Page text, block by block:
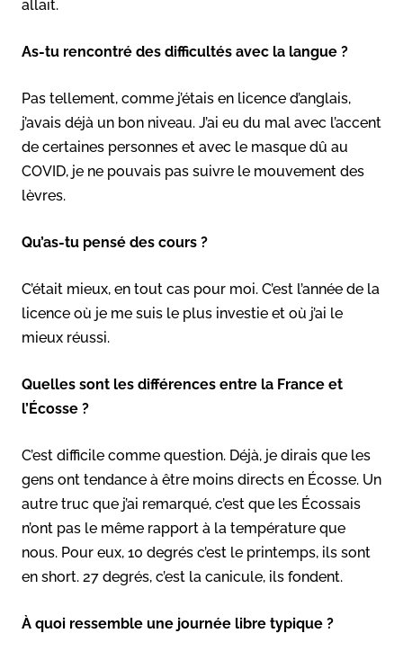
allait.
As-tu rencontré des difficultés avec la langue ?
Pas tellement, comme j’étais en licence d’anglais,
j’avais déjà un bon niveau. J’ai eu du mal avec l’accent
de certaines personnes et avec le masque dû au
COVID, je ne pouvais pas suivre le mouvement des
lèvres.
Qu’as-tu pensé des cours ?
C’était mieux, en tout cas pour moi. C’est l’année de la
licence où je me suis le plus investie et où j’ai le
mieux réussi.
Quelles sont les différences entre la France et
l’Écosse ?
C’est difficile comme question. Déjà, je dirais que les
gens ont tendance à être moins directs en Écosse. Un
autre truc que j’ai remarqué, c’est que les Écossais
n’ont pas le même rapport à la température que
nous. Pour eux, 10 degrés c’est le printemps, ils sont
en short. 27 degrés, c’est la canicule, ils fondent.
À quoi ressemble une journée libre typique ?